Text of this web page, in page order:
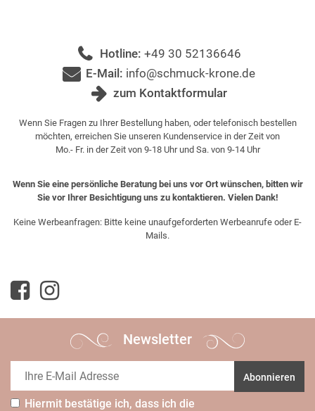
Hotline: +49 30 52136646
E-Mail: info@schmuck-krone.de
zum Kontaktformular
Wenn Sie Fragen zu Ihrer Bestellung haben, oder telefonisch bestellen
möchten, erreichen Sie unseren Kundenservice in der Zeit von
Mo.- Fr. in der Zeit von 9-18 Uhr und Sa. von 9-14 Uhr
Wenn Sie eine persönliche Beratung bei uns vor Ort wünschen, bitten wir
Sie vor Ihrer Besichtigung uns zu kontaktieren. Vielen Dank!
Keine Werbeanfragen: Bitte keine unaufgeforderten Werbeanrufe oder E-
Mails.
Newsletter
Abonnieren
Hiermit bestätige ich, dass ich die